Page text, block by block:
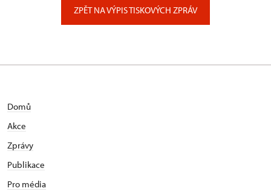
ZPĚT NA VÝPIS TISKOVÝCH ZPRÁV
Domů
Akce
Zprávy
Publikace
Pro média